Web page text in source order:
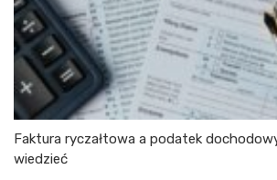
Faktura ryczałtowa a podatek
wiedzieć